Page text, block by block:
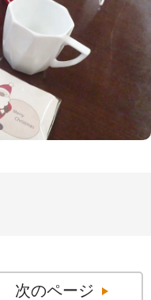
次のページ